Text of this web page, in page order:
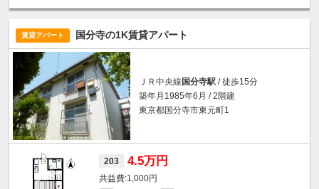
賃貸アパート 国分寺の1K賃貸アパート
ＪＲ中央線国分寺駅 / 徒歩15分
築年月1985年6月 / 2階建
東京都国分寺市東元町1
203 4.5万円
1,000円